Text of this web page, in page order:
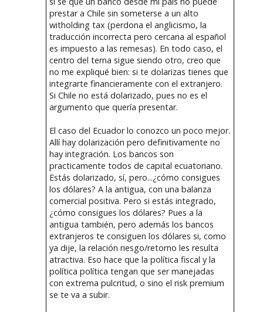
prestar a Chile sin someterse a un alto
witholding tax (perdona el anglicismo, la
traducción incorrecta pero cercana al español
es impuesto a las remesas). En todo caso, el
centro del tema sigue siendo otro, creo que
no me expliqué bien: si te dolarizas tienes que
integrarte financieramente con el extranjero.
Si Chile no está dolarizado, pues no es el
argumento que quería presentar.
El caso del Ecuador lo conozco un poco mejor.
Allí hay dolarización pero definitivamente no
hay integración. Los bancos son
practicamente todos de capital ecuatoriano.
Estás dolarizado, sí, pero...¿cómo consigues
los dólares? A la antigua, con una balanza
comercial positiva. Pero si estás integrado,
¿cómo consigues los dólares? Pues a la
antigua también, pero además los bancos
extranjeros te consiguen los dólares si, como
ya dije, la relación riesgo/retorno les resulta
atractiva. Eso hace que la política fiscal y la
política política tengan que ser manejadas
con extrema pulcritud, o sino el risk premium
se te va a subir.